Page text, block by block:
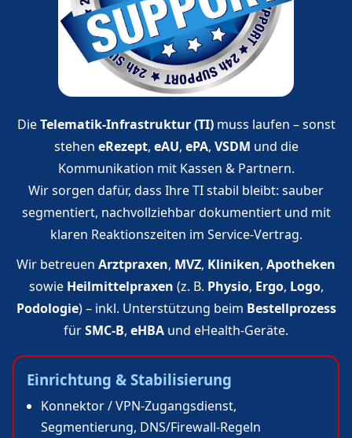
DieTelematik‑Infrastruktur (TI)muss laufen – sonst
stehen eRezept, eAU, ePA, VSDM und die
Kommunikation mit Kassen & Partnern.
Wir sorgen dafür, dass Ihre TI stabil bleibt: sauber
segmentiert, nachvollziehbar dokumentiert und mit
klaren Reaktionszeiten im Service‑Vertrag.
Wir betreuen Arztpraxen, MVZ, Kliniken, Apotheken
sowie Heilmittelpraxen (z. B. Physio, Ergo, Logo,
Podologie) – inkl. Unterstützung beim Bestellprozess
fürSMC‑B, eHBA und eHealth‑Geräte.
Einrichtung & Stabilisierung
Konnektor / VPN‑Zugangsdienst,
Segmentierung, DNS/Firewall‑Regeln